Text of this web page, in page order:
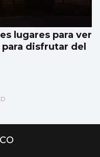
lugares para ver
disfrutar del